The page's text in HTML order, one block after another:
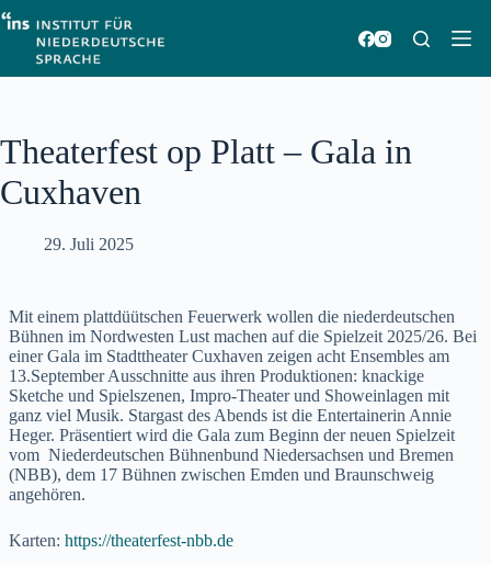
Zum
Inhalt
springen
Theaterfest op Platt – Gala in
Cuxhaven
29. Juli 2025
Mit einem plattdüütschen Feuerwerk wollen die niederdeutschen
Bühnen im Nordwesten Lust machen auf die Spielzeit 2025/26. Bei
einer Gala im Stadttheater Cuxhaven zeigen acht Ensembles am
13.September Ausschnitte aus ihren Produktionen: knackige
Sketche und Spielszenen, Impro-Theater und Showeinlagen mit
ganz viel Musik. Stargast des Abends ist die Entertainerin Annie
Heger. Präsentiert wird die Gala zum Beginn der neuen Spielzeit
vom Niederdeutschen Bühnenbund Niedersachsen und Bremen
(NBB), dem 17 Bühnen zwischen Emden und Braunschweig
angehören.
Karten: https://theaterfest-nbb.de